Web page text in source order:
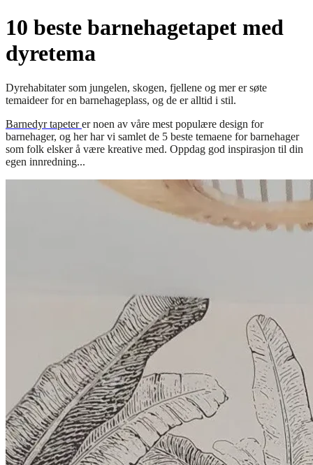
10 beste barnehagetapet med
dyretema
Dyrehabitater som jungelen, skogen, fjellene og mer er søte
temaideer for en barnehageplass, og de er alltid i stil.
Barnedyr tapeterer noen av våre mest populære design for
barnehager, og her har vi samlet de 5 beste temaene for barnehager
som folk elsker å være kreative med. Oppdag god inspirasjon til din
egen innredning...